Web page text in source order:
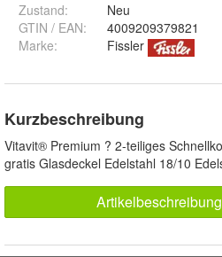
Zustand:
Neu
GTIN / EAN:
4009209379821
Marke:
Fissler
Kurzbeschreibung
Vitavit® Premium ? 2-teiliges
gratis Glasdeckel Edelstahl 18/10